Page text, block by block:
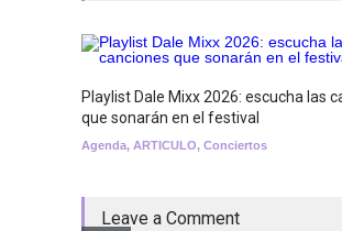
Playlist Dale Mixx 2026: escucha las
que sonarán en el festival
Agenda, ARTICULO, Conciertos
Leave a Comment